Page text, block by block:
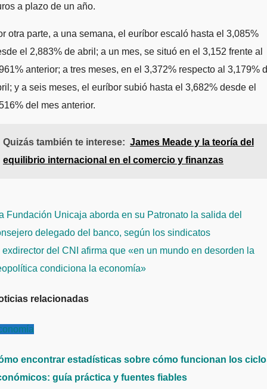
a plazo de un año.
otra parte, a una semana, el euríbor escaló hasta el 3,085%
el 2,883% de abril; a un mes, se situó en el 3,152 frente al
anterior; a tres meses, en el 3,372% respecto al 3,179%
y a seis meses, el euríbor subió hasta el 3,682% desde el
del mes anterior.
Quizás también te interese: James Meade y la teoría del
equilibrio internacional en el comercio y finanzas
Fundación Unicaja aborda en su Patronato la salida del
delegado del banco, según los sindicatos
exdirector del CNI afirma que «en un mundo en desorden la
condiciona la economía»
relacionadas
encontrar estadísticas sobre cómo funcionan los
guía práctica y fuentes fiables